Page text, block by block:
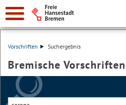
Vorschriften Suchergebnis
Bremische Vorschriften